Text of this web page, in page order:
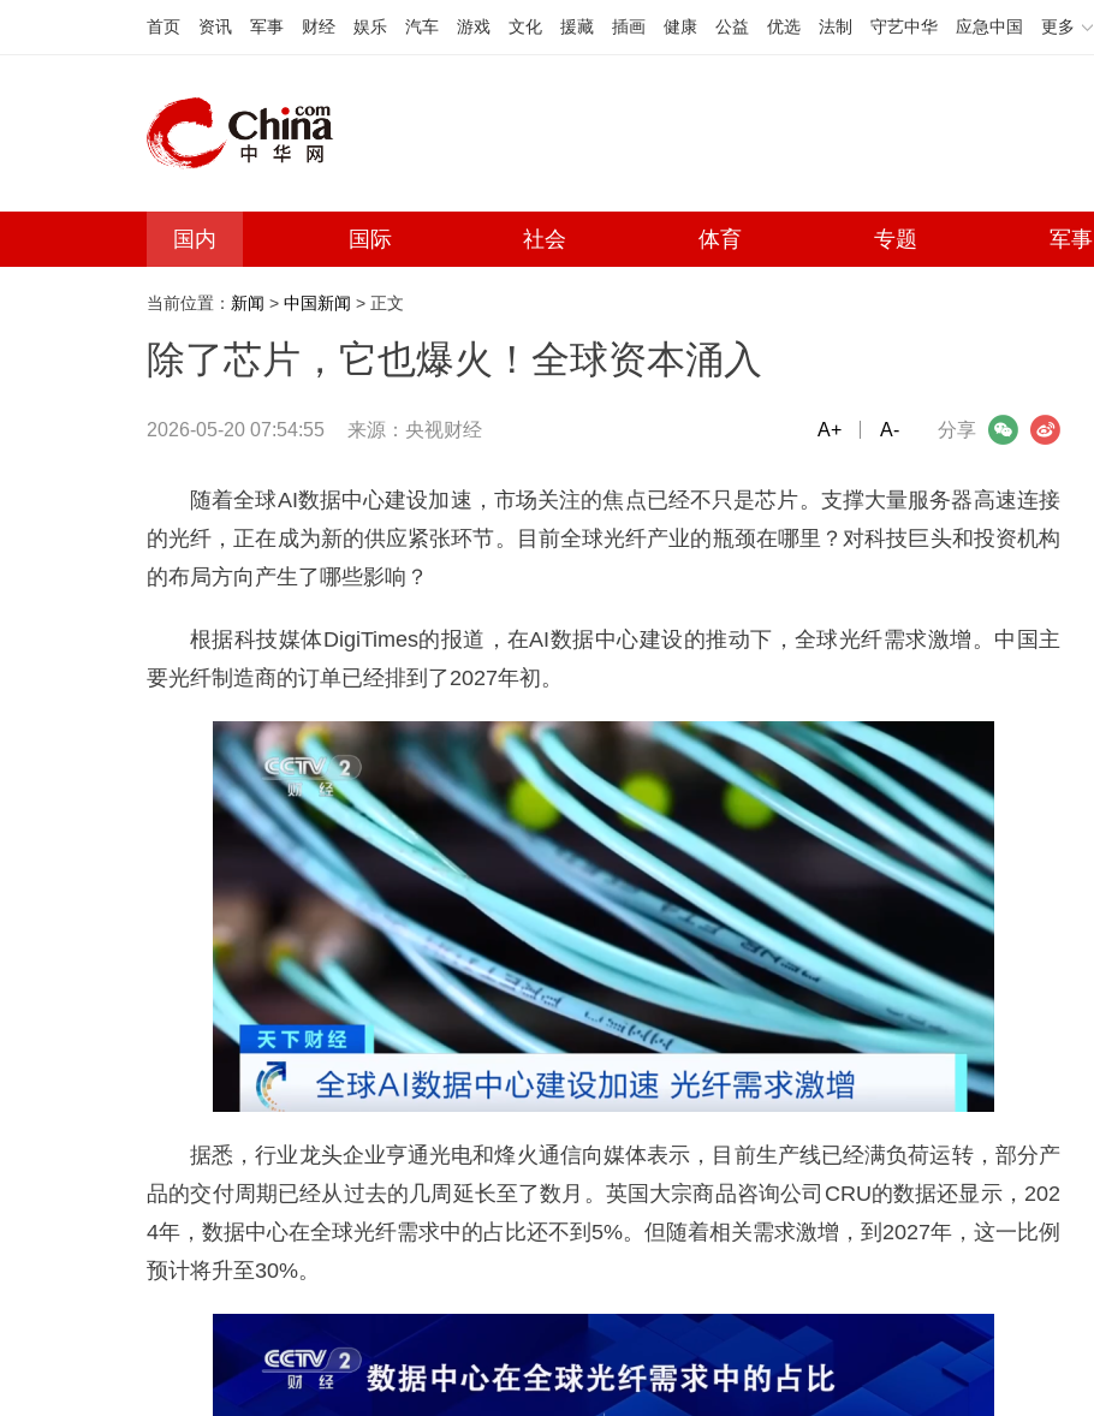
首页 资讯 军事 财经 娱乐 汽车 游戏 文化 援藏 插画 健康 公益 优选 法制 守艺中华 应急中国 更多
国内 国际 社会 体育 专题 军事
当前位置： 新闻 > 中国新闻 > 正文
除了芯片，它也爆火！全球资本涌入
2026-05-20 07:54:55 来源：央视财经 分享
微信 微博
A+ A-
随着全球AI数据中心建设加速，市场关注的焦点已经不只是芯片。支撑大量服务器高速连接
的光纤，正在成为新的供应紧张环节。目前全球光纤产业的瓶颈在哪里？对科技巨头和投资机构
的布局方向产生了哪些影响？
根据科技媒体DigiTimes的报道，在AI数据中心建设的推动下，全球光纤需求激增。中国主
要光纤制造商的订单已经排到了2027年初。
据悉，行业龙头企业亨通光电和烽火通信向媒体表示，目前生产线已经满负荷运转，部分产
品的交付周期已经从过去的几周延长至了数月。英国大宗商品咨询公司CRU的数据还显示，202
4年，数据中心在全球光纤需求中的占比还不到5%。但随着相关需求激增，到2027年，这一比例
预计将升至30%。